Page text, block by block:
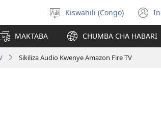
Chagua
luga
Kiswahili (Congo)
MAKTABA CHUMBA CHA HABARI
Sikiliza Audio Kwenye Amazon Fire TV